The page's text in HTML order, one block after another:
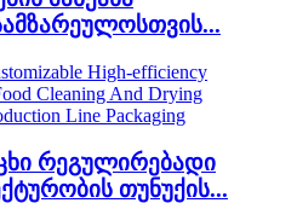
რეგულირებადი
თუნუქის...